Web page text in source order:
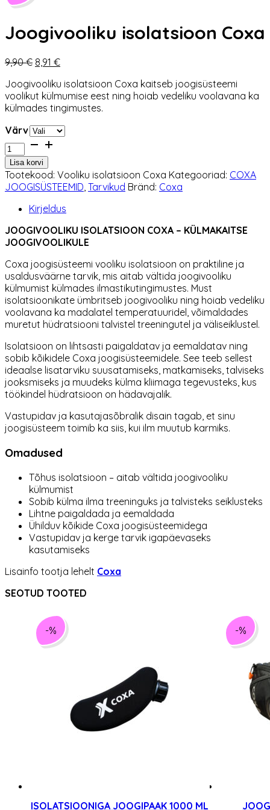
Joogivooliku isolatsioon Coxa
9,90€ Algne
oli:
9,90 €.
8,91 €Praegune
on:
8,91 €.
Joogivooliku isolatsioon Coxa kaitseb joogisüsteemi
voolikut külmumise eest ning hoiab vedeliku voolavana ka
külmades tingimustes.
Värv
Joogivooliku
isolatsioon
Coxa
kogus
Lisa korvi
Tootekood: Vooliku isolatsioon Coxa Kategooriad: COXA
JOOGISÜSTEEMID, Tarvikud Bränd: Coxa
Kirjeldus
JOOGIVOOLIKU ISOLATSIOON COXA – KÜLMAKAITSE
JOOGIVOOLIKULE
Coxa joogisüsteemi vooliku isolatsioon on praktiline ja
usaldusväärne tarvik, mis aitab vältida joogivooliku
külmumist külmades ilmastikutingimustes. Must
isolatsioonikate ümbritseb joogivooliku ning hoiab vedeliku
voolavana ka madalatel temperatuuridel, võimaldades
muretut hüdratsiooni talvistel treeningutel ja väliseiklustel.
Isolatsioon on lihtsasti paigaldatav ja eemaldatav ning
sobib kõikidele Coxa joogisüsteemidele. See teeb sellest
ideaalse lisatarviku suusatamiseks, matkamiseks, talviseks
jooksmiseks ja muudeks külma kliimaga tegevusteks, kus
töökindel hüdratsioon on hädavajalik.
Vastupidav ja kasutajasõbralik disain tagab, et sinu
joogisüsteem toimib ka siis, kui ilm muutub karmiks.
Omadused
Tõhus isolatsioon – aitab vältida joogivooliku
külmumist
Sobib külma ilma treeninguks ja talvisteks seiklusteks
Lihtne paigaldada ja eemaldada
Ühilduv kõikide Coxa joogisüsteemidega
Vastupidav ja kerge tarvik igapäevaseks
kasutamiseks
Lisainfo tootja lehelt Coxa
SEOTUD TOOTED
-%
ISOLATSIOONIGA JOOGIPAAK 1000 ML
-%